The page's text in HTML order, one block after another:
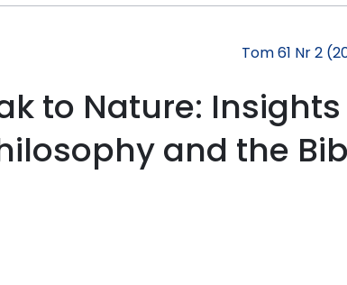
Tom 61 Nr 2
to Nature: Insights
and the